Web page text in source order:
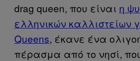
drag queen, που είναι η
ελληνικών καλλιστείων
Queens, έκανε ένα
πέρασμα από το νησί,